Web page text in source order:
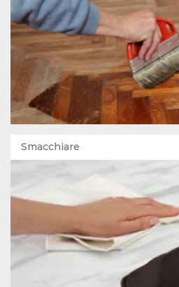
Smacchiare